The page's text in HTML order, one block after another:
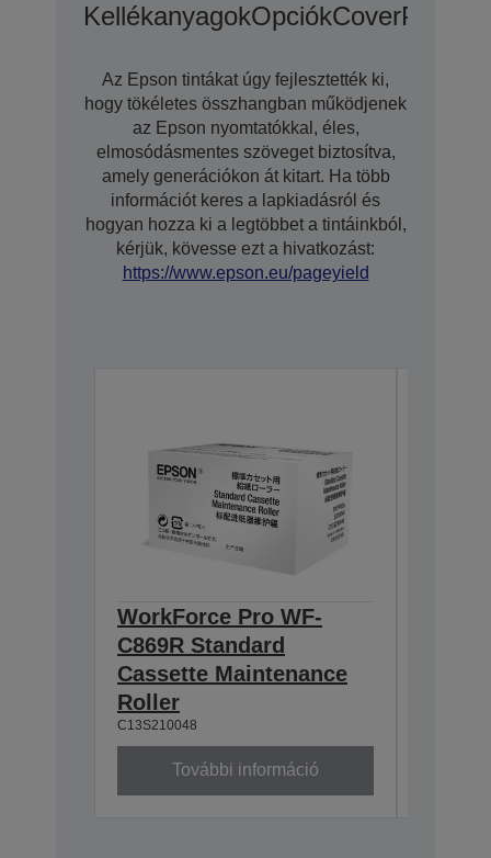
KellékanyagokOpciókCoverPlus
Az Epson tintákat úgy fejlesztették ki,
hogy tökéletes összhangban működjenek
az Epson nyomtatókkal, éles,
elmosódásmentes szöveget biztosítva,
amely generációkon át kitart. Ha több
információt keres a lapkiadásról és
hogyan hozza ki a legtöbbet a tintáinkból,
kérjük, kövesse ezt a hivatkozást:
https://www.epson.eu/pageyield
WorkForce Pro WF-
C869R Standard
Cassette Maintenance
Roller
C13S210048
További információ